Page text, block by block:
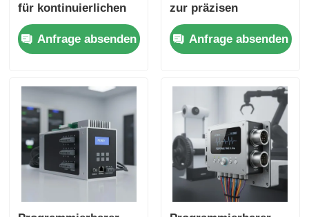
für kontinuierlichen
Betrieb und genaue
Positionierung in
Industrieanlagen
Anfrage absenden
zur präzisen
Positionierung und
in automatisierten
Anfrage absenden